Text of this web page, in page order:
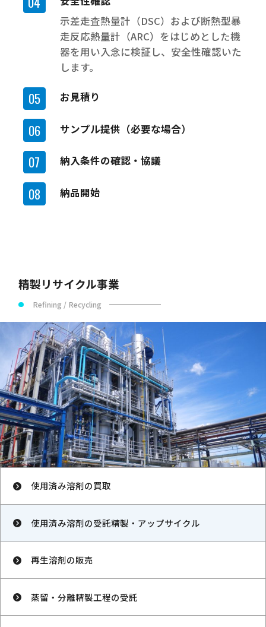
示差走査熱量計（DSC）および断熱型暴
走反応熱量計（ARC）をはじめとした機
器を用い入念に検証し、安全性確認いた
します。
お見積り
サンプル提供（必要な場合）
納入条件の確認・協議
納品開始
精製リサイクル事業
Refining / Recycling
使用済み溶剤の買取
使用済み溶剤の受託精製・アップサイクル
再生溶剤の販売
蒸留・分離精製工程の受託